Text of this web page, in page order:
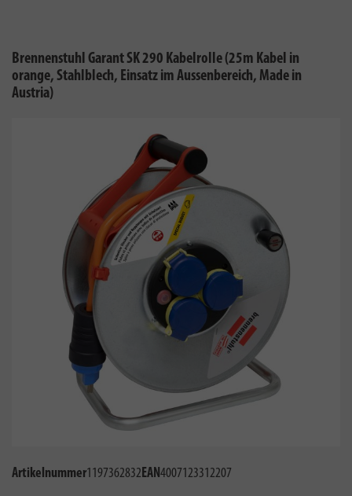
Brennenstuhl Garant SK 290 Kabelrolle (25m Kabel in
orange, Stahlblech, Einsatz im Aussenbereich, Made in
Austria)
Artikelnummer1197362832EAN4007123312207